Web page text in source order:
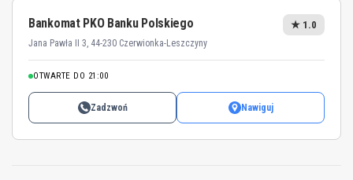
Bankomat PKO Banku Polskiego
Jana Pawła II 3, 44-230 Czerwionka-Leszczyny
★ 1.0
OTWARTE DO 21:00
Zadzwoń Nawiguj